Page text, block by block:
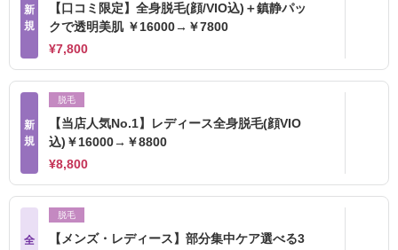
新
規
【口コミ限定】全身脱毛(顔/VIO込)＋鎮静パッ
クで透明美肌 ￥16000→￥7800
¥7,800
新
規
脱毛
【当店人気No.1】レディース全身脱毛(顔VIO
込)￥16000→￥8800
¥8,800
全
脱毛
【メンズ・レディース】部分集中ケア選べる3